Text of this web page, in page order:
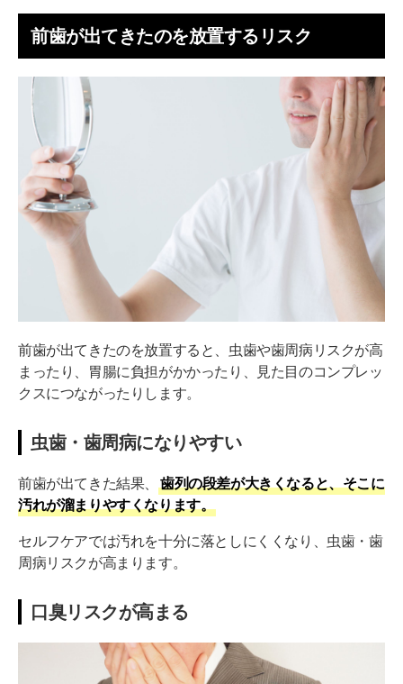
前歯が出てきたのを放置するリスク
前歯が出てきたのを放置すると、虫歯や歯周病リスクが高
まったり、胃腸に負担がかかったり、見た目のコンプレッ
クスにつながったりします。
虫歯・歯周病になりやすい
前歯が出てきた結果、
歯列の段差が大きくなると、そこに
汚れが溜まりやすくなります。
セルフケアでは汚れを十分に落としにくくなり、虫歯・歯
周病リスクが高まります。
口臭リスクが高まる